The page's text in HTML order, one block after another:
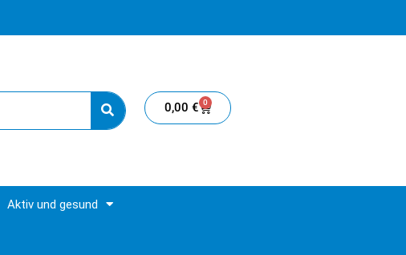
0,00 € 0
Aktiv und gesund